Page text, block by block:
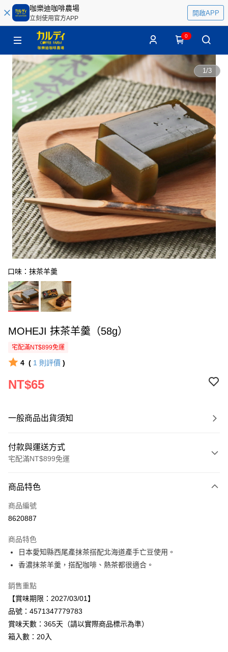
咖樂迪咖啡農場
立刻使用官方APP
開啟APP
0
1/3
口味：抹茶羊羹
MOHEJI 抹茶羊羹（58g）
宅配滿NT$899免運
4 ( 1 則評價 )
NT$65
一般商品出貨須知
付款與運送方式
宅配滿NT$899免運
信用卡一次付款
LINE Pay
街口支付
悠遊付
Google Pay
全盈+PAY
AFTEE先享後付
相關說明
商品特色
商品編號
8620887
商品特色
日本愛知縣西尾產抹茶搭配北海道產手亡豆使用。
香濃抹茶羊羹，搭配咖啡、熱茶都很適合。
銷售重點
【賞味期限：2027/03/01】
品號：4571347779783
賞味天數：365天（請以實際商品標示為準）
箱入數：20入